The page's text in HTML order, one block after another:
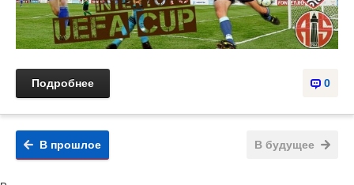
0
Подробнее
В будущее
В прошлое